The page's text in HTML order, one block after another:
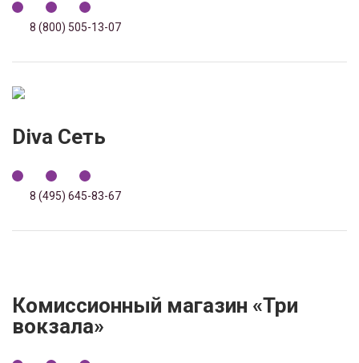
8 (800) 505-13-07
Diva Сеть
8 (495) 645-83-67
Комиссионный магазин «Три
вокзала»